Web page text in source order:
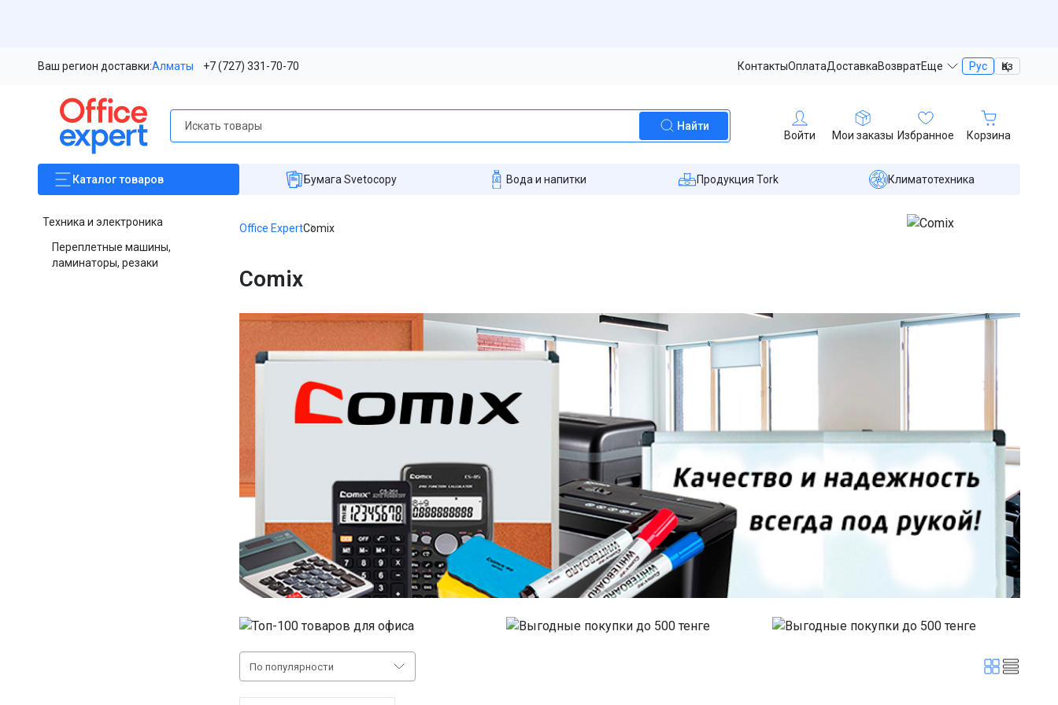
Ваш регион доставки:Алматы +7 (727) 331-70-70 КонтактыОплатаДоставкаВозвратЕще Рус Қаз
Найти
Войти Мои заказы Избранное Корзина
Каталогтоваров Бумага Svetocopy Вода и напитки Продукция Tork Климатотехника
Техника и электроника
Переплетные машины,
ламинаторы, резаки
Office ExpertComix
Comix
По популярности